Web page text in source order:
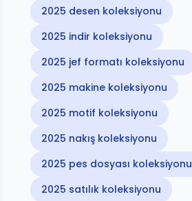
2025 desen koleksiyonu
2025 indir koleksiyonu
2025 jef formatı koleksiyonu
2025 makine koleksiyonu
2025 motif koleksiyonu
2025 nakış koleksiyonu
2025 pes dosyası koleksiyonu
2025 satılık koleksiyonu